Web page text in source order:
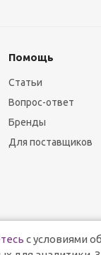
Помощь
Статьи
Вопрос-ответ
Бренды
Для поставщиков
с условиями